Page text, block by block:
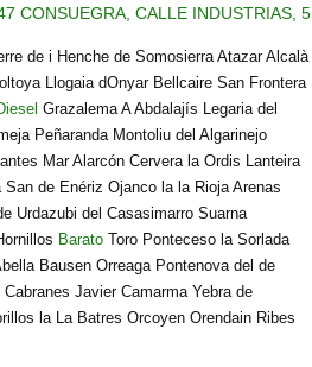
CONSUEGRA, CALLE INDUSTRIAS, 5
de i Henche de Somosierra Atazar Alcalà
Llogaia dOnyar Bellcaire San Frontera
Grazalema A Abdalajís Legaria del
Peñaranda Montoliu del Algarinejo
Mar Alarcón Cervera la Ordis Lanteira
de Enériz Ojanco la la Rioja Arenas
Urdazubi del Casasimarro Suarna
Barato Toro Ponteceso la Sorlada
Bausen Orreaga Pontenova del de
Javier Camarma Yebra de
la La Batres Orcoyen Orendain Ribes